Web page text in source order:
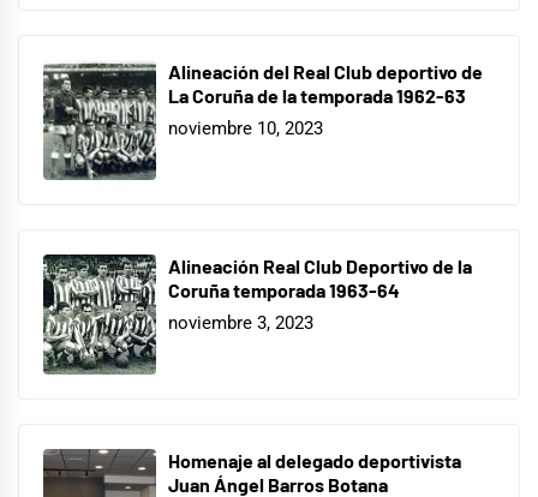
Alineación del Real Club deportivo de
La Coruña de la temporada 1962-63
noviembre 10, 2023
Alineación Real Club Deportivo de la
Coruña temporada 1963-64
noviembre 3, 2023
Homenaje al delegado deportivista
Juan Ángel Barros Botana